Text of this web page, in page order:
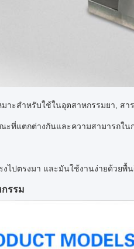
มาะสําหรับใช้ในอุตสาหกรรมยา, ส
ะที่แตกต่างกันและความสามารถใ
งไปตรงมา และมันใช้งานง่ายด้วยพื้
กรรม